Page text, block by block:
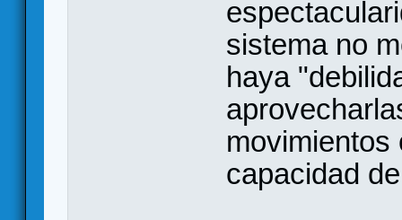
sistema no
haya
movimientos
capacidad